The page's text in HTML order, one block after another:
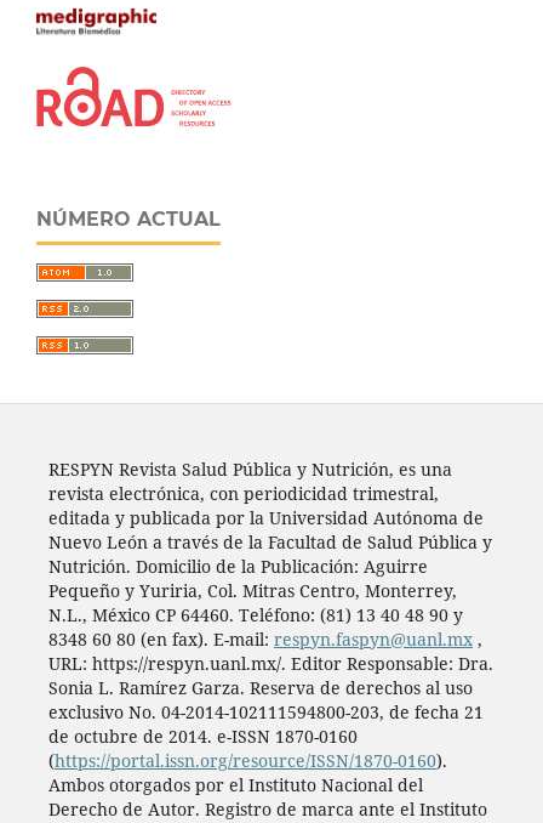
NÚMERO ACTUAL
RESPYN Revista Salud Pública y Nutrición, es una
revista electrónica, con periodicidad trimestral,
editada y publicada por la Universidad Autónoma de
Nuevo León a través de la Facultad de Salud Pública y
Nutrición. Domicilio de la Publicación: Aguirre
Pequeño y Yuriria, Col. Mitras Centro, Monterrey,
N.L., México CP 64460. Teléfono: (81) 13 40 48 90 y
8348 60 80 (en fax). E-mail: respyn.faspyn@uanl.mx,
URL: https://respyn.uanl.mx/. Editor Responsable: Dra.
Sonia L. Ramírez Garza. Reserva de derechos al uso
exclusivo No. 04-2014-102111594800-203, de fecha 21
de octubre de 2014. e-ISSN 1870-0160
(https://portal.issn.org/resource/ISSN/1870-0160).
Ambos otorgados por el Instituto Nacional del
Derecho de Autor. Registro de marca ante el Instituto